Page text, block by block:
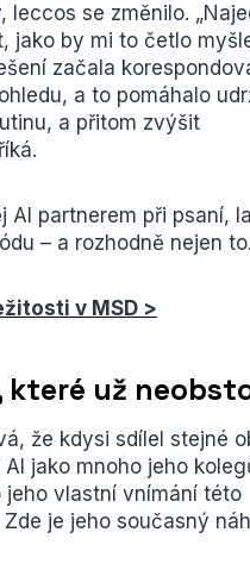
leccos se změnilo.
jako by mi to četlo
začala
a to pomáhalo
a přitom zvýšit
AI partnerem při psaní,
– a rozhodně nejen to.
v MSD >
už
že kdysi sdílel stejné
jako mnoho jeho
jeho vlastní vnímání této
je jeho současný